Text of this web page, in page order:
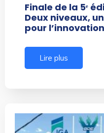
Finale de la 5ᵉ
Deux niveaux,
pour
Lire plus